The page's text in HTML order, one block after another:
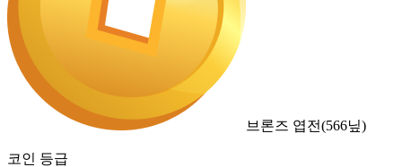
브론즈 엽전(566닢)
코인 등급